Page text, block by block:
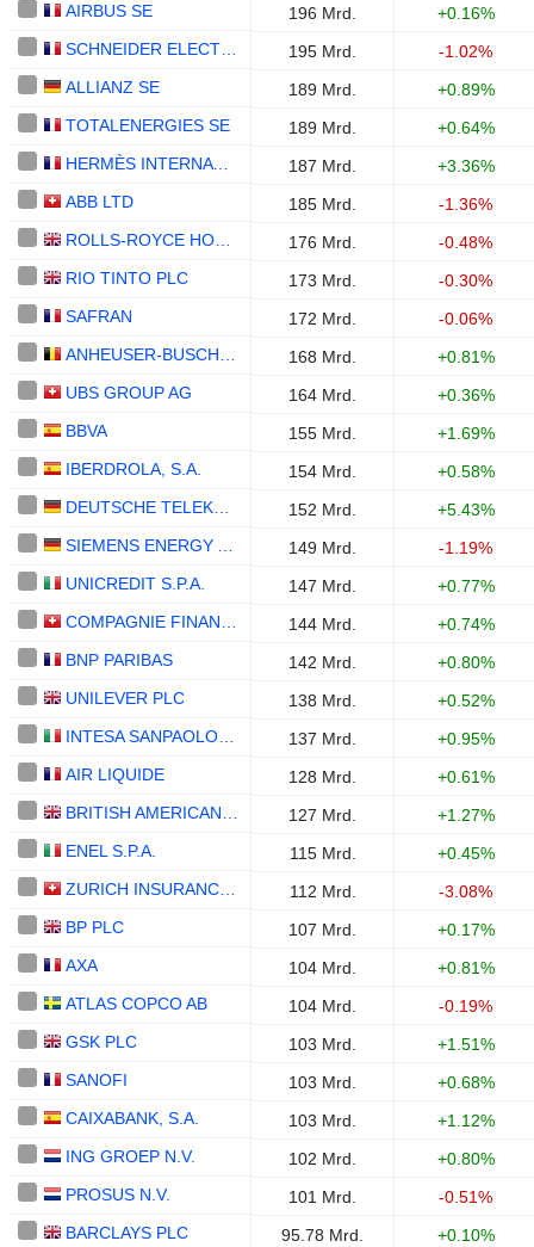
AIRBUS SE
196 Mrd.
+0.16%
195 Mrd.
-1.02%
ALLIANZ SE
189 Mrd.
+0.89%
TOTALENERGIES SE
189 Mrd.
+0.64%
HERMÈS INTERNATIONAL
187 Mrd.
+3.36%
ABB LTD
185 Mrd.
-1.36%
176 Mrd.
-0.48%
RIO TINTO PLC
173 Mrd.
-0.30%
SAFRAN
172 Mrd.
-0.06%
168 Mrd.
+0.81%
UBS GROUP AG
164 Mrd.
+0.36%
BBVA
155 Mrd.
+1.69%
IBERDROLA, S.A.
154 Mrd.
+0.58%
152 Mrd.
+5.43%
149 Mrd.
-1.19%
UNICREDIT S.P.A.
147 Mrd.
+0.77%
144 Mrd.
+0.74%
BNP PARIBAS
142 Mrd.
+0.80%
UNILEVER PLC
138 Mrd.
+0.52%
137 Mrd.
+0.95%
AIR LIQUIDE
128 Mrd.
+0.61%
127 Mrd.
+1.27%
ENEL S.P.A.
115 Mrd.
+0.45%
112 Mrd.
-3.08%
BP PLC
107 Mrd.
+0.17%
AXA
104 Mrd.
+0.81%
ATLAS COPCO AB
104 Mrd.
-0.19%
GSK PLC
103 Mrd.
+1.51%
SANOFI
103 Mrd.
+0.68%
CAIXABANK, S.A.
103 Mrd.
+1.12%
ING GROEP N.V.
102 Mrd.
+0.80%
PROSUS N.V.
101 Mrd.
-0.51%
BARCLAYS PLC
95.78 Mrd.
+0.10%